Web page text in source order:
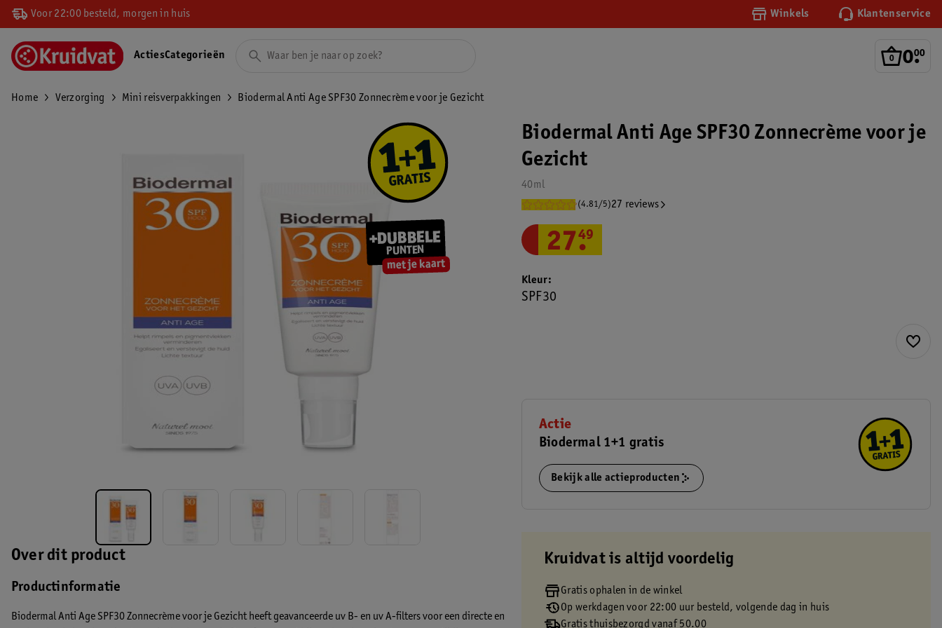
Voor 22:00 besteld, morgen in huis Winkels Klantenservice
0.
00
ActiesCategorieën
Home Verzorging Mini reisverpakkingen Biodermal Anti Age SPF30 Zonnecrème voor je Gezicht
Over dit product
Productinformatie
Biodermal Anti Age SPF30 Zonnecrème voor je Gezicht heeft geavanceerde uv B- en uv A-filters voor een directe en
Biodermal Anti Age SPF30 Zonnecrème voor je
Gezicht
40ml
(4.81/5)27 reviews
27.
49
Kleur
SPF30
Actie
Biodermal 1+1 gratis
Bekijk alle actieproducten
Kruidvat is altijd voordelig
Gratis ophalen in de winkel
Op werkdagen voor 22:00 uur besteld, volgende dag in huis
Gratis thuisbezorgd vanaf 50.00